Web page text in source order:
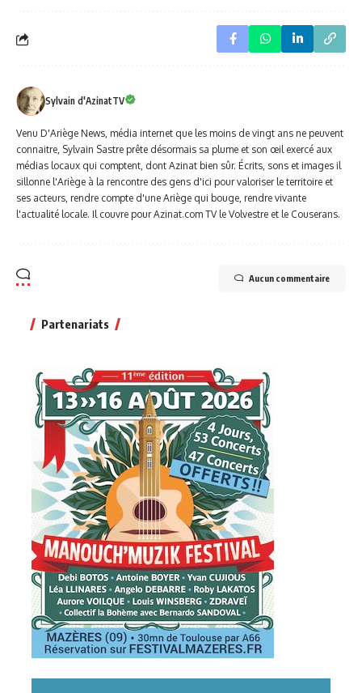
Sylvain d'AzinatTV
Venu D'Ariège News, média internet que les moins de vingt ans ne peuvent
connaitre, Sylvain Sastre prête désormais sa plume et son œil exercé aux
médias locaux qui comptent, dont Azinat bien sûr. Écrits, sons et images il
sillonne l'Ariège à la rencontre des gens d'ici pour valoriser le territoire et
ses acteurs, rendre compte d'une Ariège qui bouge, rendre vivante
l'actualité locale. Il couvre pour Azinat.com TV le Volvestre et le Couserans.
Aucun commentaire
Partenariats